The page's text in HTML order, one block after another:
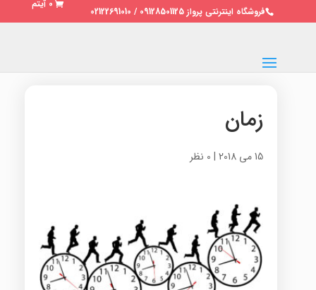
فروشگاه اینترنتی پرواز 09128501125 / 02122691010
0 آیتم
زمان
15 می 2018 | 0 نظر